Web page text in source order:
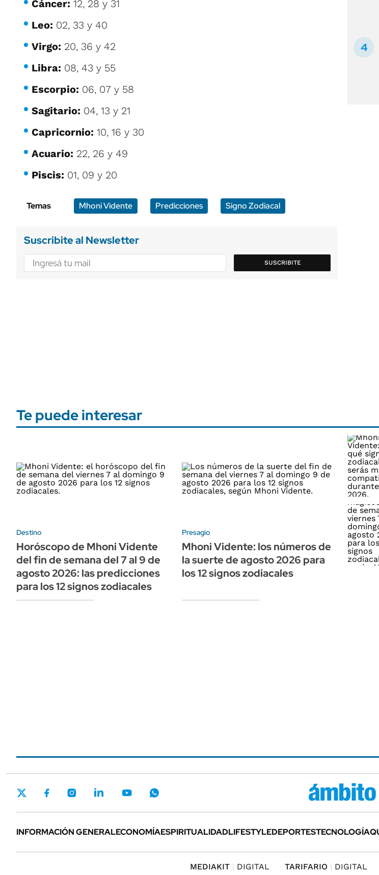
Cáncer: 12, 28 y 31
Leo: 02, 33 y 40
Virgo: 20, 36 y 42
Libra: 08, 43 y 55
Escorpio: 06, 07 y 58
Sagitario: 04, 13 y 21
Capricornio: 10, 16 y 30
Acuario: 22, 26 y 49
Piscis: 01, 09 y 20
Temas Mhoni Vidente Predicciones Signo Zodiacal
Suscribite al Newsletter
SUSCRIBITE
Te puede interesar
Destino
Horóscopo de Mhoni Vidente
del fin de semana del 7 al 9 de
agosto 2026: las predicciones
para los 12 signos zodiacales
Presagio
Mhoni Vidente: los números de
la suerte de agosto 2026 para
los 12 signos zodiacales
INFORMACIÓN GENERALECONOMÍAESPIRITUALIDADLIFESTYLEDEPORTESTECNOLOGÍA
MEDIAKIT DIGITAL TARIFARIO DIGITAL